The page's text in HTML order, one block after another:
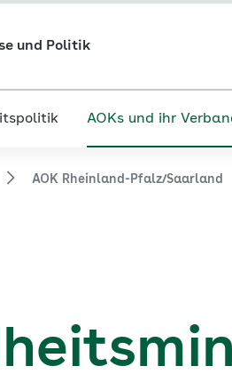
und Politik
AOKs und ihr
AOK Rheinland-Pfalz/Saarland